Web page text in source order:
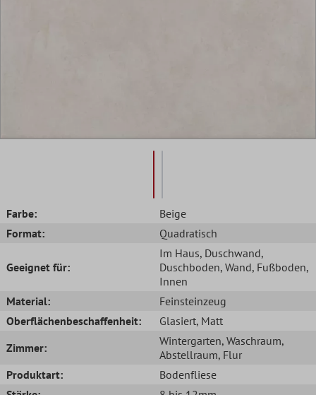
Farbe:
Beige
Format:
Quadratisch
Geeignet für:
Im Haus, Duschwand,
Duschboden, Wand, Fußboden,
Innen
Material:
Feinsteinzeug
Oberflächenbeschaffenheit:
Glasiert, Matt
Zimmer:
Wintergarten, Waschraum,
Abstellraum, Flur
Produktart:
Bodenfliese